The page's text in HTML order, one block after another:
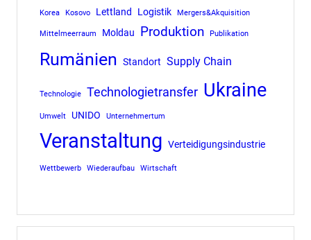
Korea Kosovo Lettland Logistik Mergers&Akquisition
Mittelmeerraum Moldau Produktion Publikation
Rumänien Standort Supply Chain
Technologie Technologietransfer Ukraine
Umwelt UNIDO Unternehmertum
Veranstaltung Verteidigungsindustrie
Wettbewerb Wiederaufbau Wirtschaft